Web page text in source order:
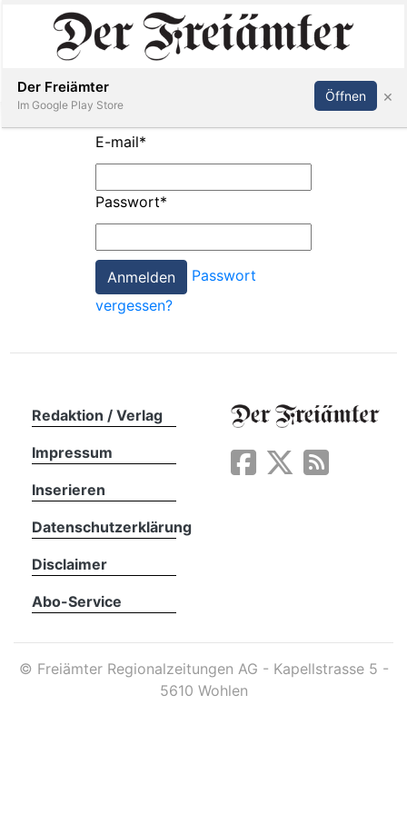
Paper
App
Inserieren Abonnieren Anmelden
E-mail*
Passwort*
Passwort
vergessen?
Redaktion / Verlag
Impressum
Inserieren
Datenschutzerklärung
Disclaimer
Abo-Service
© Freiämter Regionalzeitungen AG - Kapellstrasse 5 -
5610 Wohlen
Der Freiämter
Im Google Play Store
Öffnen ×